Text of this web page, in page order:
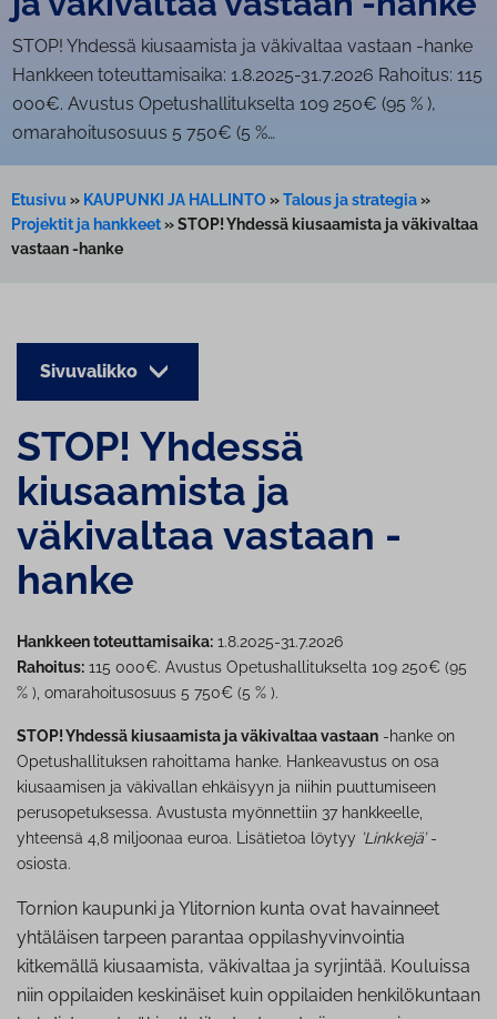
STOP! Yhdessä kiusaamista ja väkivaltaa vastaan -hanke
Hankkeen toteuttamisaika: 1.8.2025-31.7.2026 Rahoitus: 115
000€. Avustus Opetushallitukselta 109 250€ (95 % ),
omarahoitusosuus 5 750€ (5 %…
Etusivu » KAUPUNKI JA HALLINTO »Talous ja strategia»
Projektit ja hankkeet»STOP! Yhdessä kiusaamista ja väkivaltaa
vastaan -hanke
Sivuvalikko
STOP! Yhdessä
kiusaamista ja
väkivaltaa vastaan -
hanke
Hankkeen toteuttamisaika: 1.8.2025-31.7.2026
Rahoitus: 115 000€. Avustus Opetushallitukselta 109 250€ (95
% ), omarahoitusosuus 5 750€ (5 % ).
STOP! Yhdessä kiusaamista ja väkivaltaa vastaan -hanke on
Opetushallituksen rahoittama hanke. Hankeavustus on osa
kiusaamisen ja väkivallan ehkäisyyn ja niihin puuttumiseen
perusopetuksessa. Avustusta myönnettiin 37 hankkeelle,
yhteensä 4,8 miljoonaa euroa. Lisätietoa löytyy ’Linkkejä’-
osiosta.
Tornion kaupunki ja Ylitornion kunta ovat havainneet
yhtäläisen tarpeen parantaa oppilashyvinvointia
kitkemällä kiusaamista, väkivaltaa ja syrjintää. Kouluissa
niin oppilaiden keskinäiset kuin oppilaiden henkilökuntaan